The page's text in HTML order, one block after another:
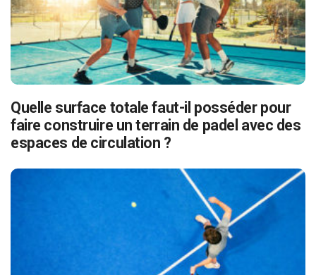
Quelle surface totale faut-il posséder pour
faire construire un terrain de padel avec des
espaces de circulation ?